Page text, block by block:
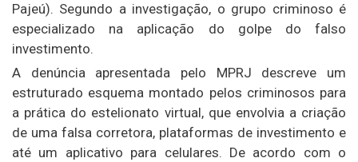
Pajeú). Segundo a investigação, o grupo criminoso é
especializado na aplicação do golpe do falso
investimento.
A denúncia apresentada pelo MPRJ descreve um
estruturado esquema montado pelos criminosos para
a prática do estelionato virtual, que envolvia a criação
de uma falsa corretora, plataformas de investimento e
até um aplicativo para celulares. De acordo com o